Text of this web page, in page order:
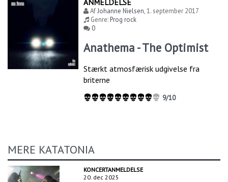
ANMELDELSE
AfJohanne Nielsen,1. september 2017
Genre:Prog rock
0
Anathema - The Optimist
Stærkt atmosfærisk udgivelse fra
briterne
9/10
MERE KATATONIA
KONCERTANMELDELSE
20. dec 2025